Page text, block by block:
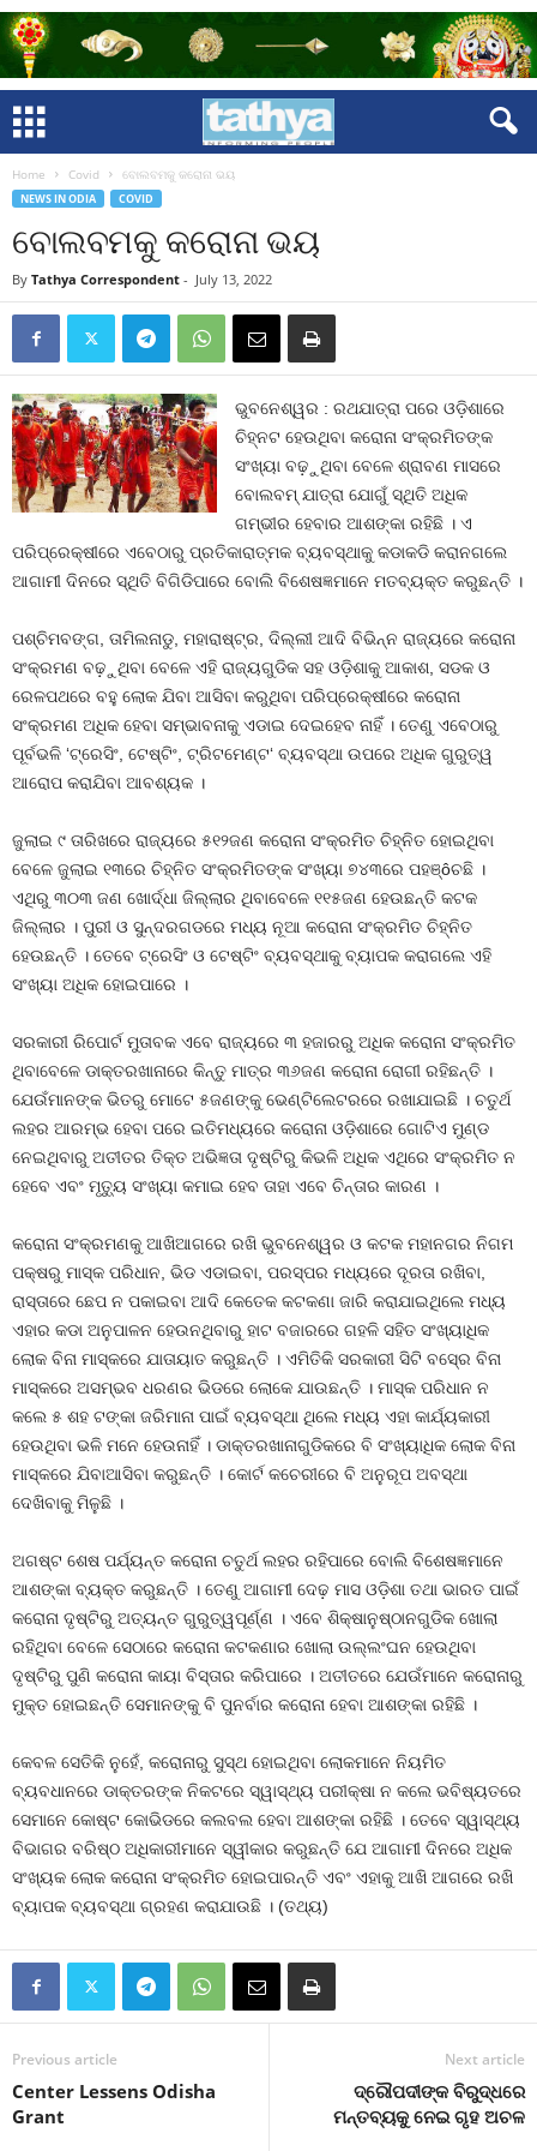
Home Covid ବୋଲବମକୁ କରୋନା ଭୟ
NEWS IN ODIA COVID
ବୋଲବମକୁ କରୋନା ଭୟ
By Tathya Correspondent - July 13, 2022
ଭୁବନେଶ୍ୱର : ରଥଯାତ୍ରା ପରେ ଓଡ଼ିଶାରେ
ଚିହ୍ନଟ ହେଉଥିବା କରୋନା ସଂକ୍ରମିତଙ୍କ
ସଂଖ୍ୟା ବଢ଼ୁଥିବା ବେଳେ ଶ୍ରାବଣ ମାସରେ
ବୋଲବମ୍‍ ଯାତ୍ରା ଯୋଗୁଁ ସ୍ଥିତି ଅଧିକ
ଗମ୍ଭୀର ହେବାର ଆଶଙ୍କା ରହିଛି । ଏ
ପରିପ୍ରେକ୍ଷୀରେ ଏବେଠାରୁ ପ୍ରତିକାରାତ୍ମକ ବ୍ୟବସ୍ଥାକୁ କଡାକଡି କରାନଗଲେ
ଆଗାମୀ ଦିନରେ ସ୍ଥିତି ବିଗିଡିପାରେ ବୋଲି ବିଶେଷଜ୍ଞମାନେ ମତବ୍ୟକ୍ତ କରୁଛନ୍ତି ।
ପଶ୍ଚିମବଙ୍ଗ, ତାମିଲନାଡୁ, ମହାରାଷ୍ଟ୍ର, ଦିଲ୍ଲୀ ଆଦି ବିଭିନ୍ନ ରାଜ୍ୟରେ କରୋନା
ସଂକ୍ରମଣ ବଢ଼ୁଥିବା ବେଳେ ଏହି ରାଜ୍ୟଗୁଡିକ ସହ ଓଡ଼ିଶାକୁ ଆକାଶ, ସଡକ ଓ
ରେଳପଥରେ ବହୁ ଲୋକ ଯିବା ଆସିବା କରୁଥିବା ପରିପ୍ରେକ୍ଷୀରେ କରୋନା
ସଂକ୍ରମଣ ଅଧିକ ହେବା ସମ୍ଭାବନାକୁ ଏଡାଇ ଦେଇହେବ ନାହିଁ । ତେଣୁ ଏବେଠାରୁ
ପୂର୍ବଭଳି ‘ଟ୍ରେସିଂ, ଟେଷ୍ଟିଂ, ଟ୍ରିଟମେଣ୍ଟ‘ ବ୍ୟବସ୍ଥା ଉପରେ ଅଧିକ ଗୁରୁତ୍ୱ
ଆରୋପ କରାଯିବା ଆବଶ୍ୟକ ।
ଜୁଲାଇ ୯ ତାରିଖରେ ରାଜ୍ୟରେ ୫୧୨ଜଣ କରୋନା ସଂକ୍ରମିତ ଚିହ୍ନିତ ହୋଇଥିବା
ବେଳେ ଜୁଲାଇ ୧୩ରେ ଚିହ୍ନିତ ସଂକ୍ରମିତଙ୍କ ସଂଖ୍ୟା ୭୪୩ରେ ପହଞ୍ôଚଛି ।
ଏଥିରୁ ୩୦୩ ଜଣ ଖୋର୍ଦ୍ଧା ଜିଲ୍ଲାର ଥିବାବେଳେ ୧୧୫ଜଣ ହେଉଛନ୍ତି କଟକ
ଜିଲ୍ଲାର । ପୁରୀ ଓ ସୁନ୍ଦରଗଡରେ ମଧ୍ୟ ନୂଆ କରୋନା ସଂକ୍ରମିତ ଚିହ୍ନିତ
ହେଉଛନ୍ତି । ତେବେ ଟ୍ରେସିଂ ଓ ଟେଷ୍ଟିଂ ବ୍ୟବସ୍ଥାକୁ ବ୍ୟାପକ କରାଗଲେ ଏହି
ସଂଖ୍ୟା ଅଧିକ ହୋଇପାରେ ।
ସରକାରୀ ରିପୋର୍ଟ ମୁତାବକ ଏବେ ରାଜ୍ୟରେ ୩ ହଜାରରୁ ଅଧିକ କରୋନା ସଂକ୍ରମିତ
ଥିବାବେଳେ ଡାକ୍ତରଖାନାରେ କିନ୍ତୁ ମାତ୍ର ୩୬ଜଣ କରୋନା ରୋଗୀ ରହିଛନ୍ତି ।
ଯେଉଁମାନଙ୍କ ଭିତରୁ ମୋଟେ ୫ଜଣଙ୍କୁ ଭେଣ୍ଟିଲେଟରରେ ରଖାଯାଇଛି । ଚତୁର୍ଥ
ଲହର ଆରମ୍ଭ ହେବା ପରେ ଇତିମଧ୍ୟରେ କରୋନା ଓଡ଼ିଶାରେ ଗୋଟିଏ ମୁଣ୍ଡ
ନେଇଥିବାରୁ ଅତୀତର ତିକ୍ତ ଅଭିଜ୍ଞତା ଦୃଷ୍ଟିରୁ କିଭଳି ଅଧିକ ଏଥିରେ ସଂକ୍ରମିତ ନ
ହେବେ ଏବଂ ମୃତ୍ୟୁ ସଂଖ୍ୟା କମାଇ ହେବ ତାହା ଏବେ ଚିନ୍ତାର କାରଣ ।
କରୋନା ସଂକ୍ରମଣକୁ ଆଖିଆଗରେ ରଖି ଭୁବନେଶ୍ୱର ଓ କଟକ ମହାନଗର ନିଗମ
ପକ୍ଷରୁ ମାସ୍କ ପରିଧାନ, ଭିଡ ଏଡାଇବା, ପରସ୍ପର ମଧ୍ୟରେ ଦୂରତା ରଖିବା,
ରାସ୍ତାରେ ଛେପ ନ ପକାଇବା ଆଦି କେତେକ କଟକଣା ଜାରି କରାଯାଇଥିଲେ ମଧ୍ୟ
ଏହାର କଡା ଅନୁପାଳନ ହେଉନଥିବାରୁ ହାଟ ବଜାରରେ ଗହଳି ସହିତ ସଂଖ୍ୟାଧିକ
ଲୋକ ବିନା ମାସ୍କରେ ଯାତାୟାତ କରୁଛନ୍ତି । ଏମିତିକି ସରକାରୀ ସିଟି ବସ୍‍ରେ ବିନା
ମାସ୍କରେ ଅସମ୍ଭବ ଧରଣର ଭିଡରେ ଲୋକେ ଯାଉଛନ୍ତି । ମାସ୍କ ପରିଧାନ ନ
କଲେ ୫ ଶହ ଟଙ୍କା ଜରିମାନା ପାଇଁ ବ୍ୟବସ୍ଥା ଥିଲେ ମଧ୍ୟ ଏହା କାର୍ଯ୍ୟକାରୀ
ହେଉଥିବା ଭଳି ମନେ ହେଉନାହିଁ । ଡାକ୍ତରଖାନାଗୁଡିକରେ ବି ସଂଖ୍ୟାଧିକ ଲୋକ ବିନା
ମାସ୍କରେ ଯିବାଆସିବା କରୁଛନ୍ତି । କୋର୍ଟ କଚେରୀରେ ବି ଅନୁରୂପ ଅବସ୍ଥା
ଦେଖିବାକୁ ମିଳୁଛି ।
ଅଗଷ୍ଟ ଶେଷ ପର୍ଯ୍ୟନ୍ତ କରୋନା ଚତୁର୍ଥ ଲହର ରହିପାରେ ବୋଲି ବିଶେଷଜ୍ଞମାନେ
ଆଶଙ୍କା ବ୍ୟକ୍ତ କରୁଛନ୍ତି । ତେଣୁ ଆଗାମୀ ଦେଢ଼ ମାସ ଓଡ଼ିଶା ତଥା ଭାରତ ପାଇଁ
କରୋନା ଦୃଷ୍ଟିରୁ ଅତ୍ୟନ୍ତ ଗୁରୁତ୍ୱପୂର୍ଣ୍ଣ । ଏବେ ଶିକ୍ଷାନୁଷ୍ଠାନଗୁଡିକ ଖୋଲା
ରହିଥିବା ବେଳେ ସେଠାରେ କରୋନା କଟକଣାର ଖୋଲା ଉଲ୍ଲଂଘନ ହେଉଥିବା
ଦୃଷ୍ଟିରୁ ପୁଣି କରୋନା କାୟା ବିସ୍ତାର କରିପାରେ । ଅତୀତରେ ଯେଉଁମାନେ କରୋନାରୁ
ମୁକ୍ତ ହୋଇଛନ୍ତି ସେମାନଙ୍କୁ ବି ପୁନର୍ବାର କରୋନା ହେବା ଆଶଙ୍କା ରହିଛି ।
କେବଳ ସେତିକି ନୁହେଁ, କରୋନାରୁ ସୁସ୍ଥ ହୋଇଥିବା ଲୋକମାନେ ନିୟମିତ
ବ୍ୟବଧାନରେ ଡାକ୍ତରଙ୍କ ନିକଟରେ ସ୍ୱାସ୍ଥ୍ୟ ପରୀକ୍ଷା ନ କଲେ ଭବିଷ୍ୟତରେ
ସେମାନେ କୋଷ୍ଟ କୋଭିଡରେ କଲବଲ ହେବା ଆଶଙ୍କା ରହିଛି । ତେବେ ସ୍ୱାସ୍ଥ୍ୟ
ବିଭାଗର ବରିଷ୍ଠ ଅଧିକାରୀମାନେ ସ୍ୱୀକାର କରୁଛନ୍ତି ଯେ ଆଗାମୀ ଦିନରେ ଅଧିକ
ସଂଖ୍ୟକ ଲୋକ କରୋନା ସଂକ୍ରମିତ ହୋଇପାରନ୍ତି ଏବଂ ଏହାକୁ ଆଖି ଆଗରେ ରଖି
ବ୍ୟାପକ ବ୍ୟବସ୍ଥା ଗ୍ରହଣ କରାଯାଉଛି । (ତଥ୍ୟ)
Previous article
Center Lessens Odisha
Grant
Next article
ଦ୍ରୌପଦୀଙ୍କ ବିରୁଦ୍ଧରେ
ମନ୍ତବ୍ୟକୁ ନେଇ ଗୃହ ଅଚଳ